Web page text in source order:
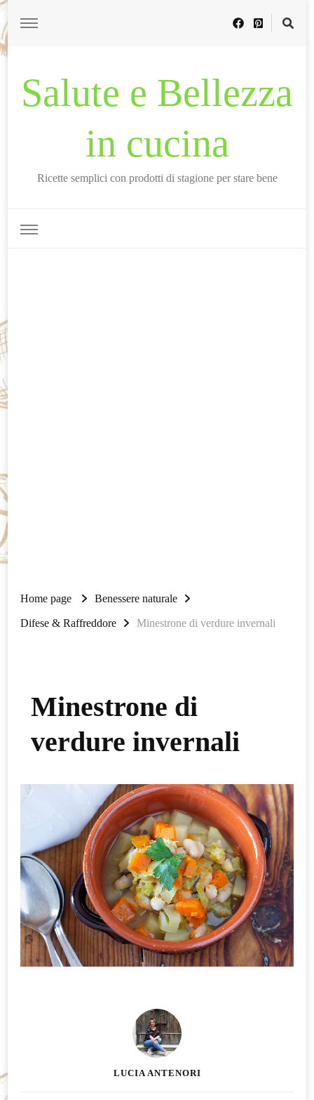
Salute e Bellezza
in cucina
Ricette semplici con prodotti di stagione per stare bene
Home page Benessere naturale
Difese & Raffreddore Minestrone di verdure invernali
Minestrone di
verdure invernali
LUCIA ANTENORI